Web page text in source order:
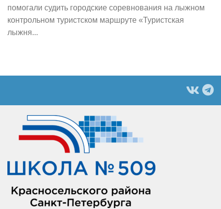
помогали судить городские соревнования на лыжном
контрольном туристском маршруте «Туристская
лыжня...